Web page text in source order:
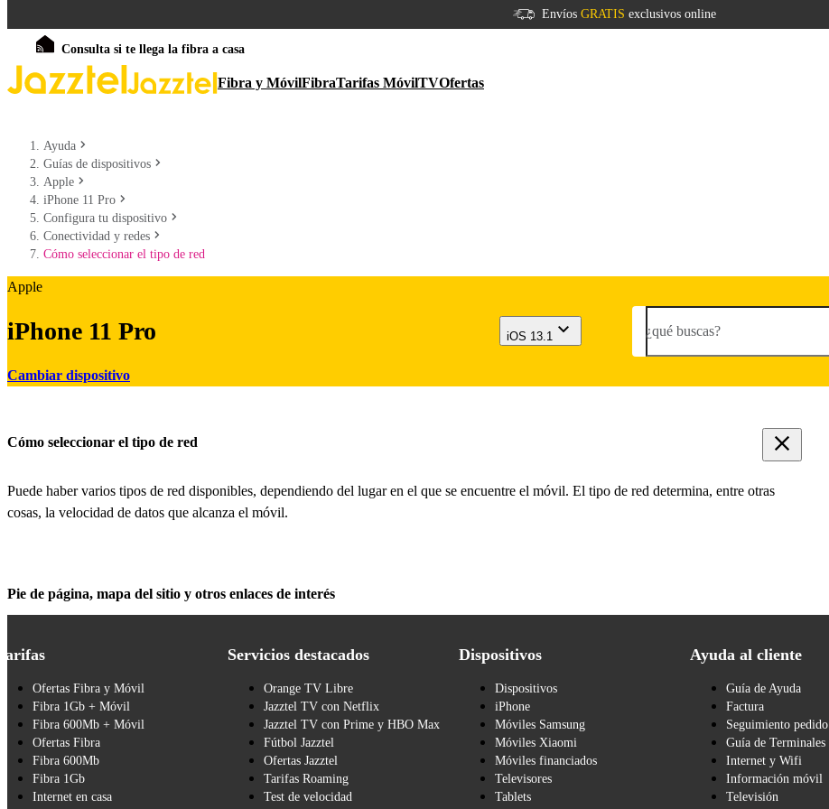
Envíos GRATIS exclusivos online
Consulta si te llega la fibra a casa
Fibra y MóvilFibraTarifas MóvilTVOfertas
Ayuda
Guías de dispositivos
Apple
iPhone 11 Pro
Configura tu dispositivo
Conectividad y redes
Cómo seleccionar el tipo de red
Apple
iPhone 11 Pro
Cambiar dispositivo
iOS 13.1 ¿qué buscas?
Cómo seleccionar el tipo de red
Puede haber varios tipos de red disponibles, dependiendo del lugar en el que se encuentre el móvil. El tipo de red determina, entre otras
cosas, la velocidad de datos que alcanza el móvil.
Pie de página, mapa del sitio y otros enlaces de interés
Ofertas Fibra y Móvil
Fibra 1Gb + Móvil
Fibra 600Mb + Móvil
Ofertas Fibra
Fibra 600Mb
Fibra 1Gb
Internet en casa
Servicios destacados
Orange TV Libre
Jazztel TV con Netflix
Jazztel TV con Prime y HBO Max
Fútbol Jazztel
Ofertas Jazztel
Tarifas Roaming
Test de velocidad
Dispositivos
Dispositivos
iPhone
Móviles Samsung
Móviles Xiaomi
Móviles financiados
Televisores
Tablets
Ayuda al cliente
Guía de Ayuda
Factura
Seguimiento pedido
Guía de Terminales
Internet y Wifi
Información móvil
Televisión